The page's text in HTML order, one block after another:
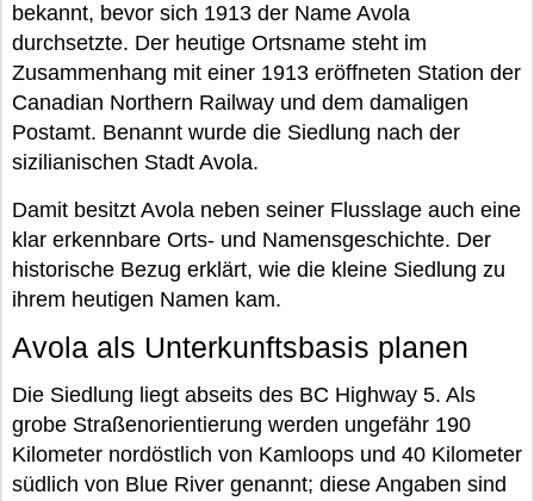
bekannt, bevor sich 1913 der Name Avola
durchsetzte. Der heutige Ortsname steht im
Zusammenhang mit einer 1913 eröffneten Station der
Canadian Northern Railway und dem damaligen
Postamt. Benannt wurde die Siedlung nach der
sizilianischen Stadt Avola.
Damit besitzt Avola neben seiner Flusslage auch eine
klar erkennbare Orts- und Namensgeschichte. Der
historische Bezug erklärt, wie die kleine Siedlung zu
ihrem heutigen Namen kam.
Avola als Unterkunftsbasis planen
Die Siedlung liegt abseits des BC Highway 5. Als
grobe Straßenorientierung werden ungefähr 190
Kilometer nordöstlich von Kamloops und 40 Kilometer
südlich von Blue River genannt; diese Angaben sind